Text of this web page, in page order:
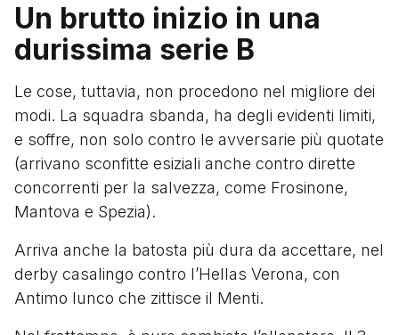
Un brutto inizio in una
durissima serie B
Le cose, tuttavia, non procedono nel migliore dei
modi. La squadra sbanda, ha degli evidenti limiti,
e soffre, non solo contro le avversarie più quotate
(arrivano sconfitte esiziali anche contro dirette
concorrenti per la salvezza, come Frosinone,
Mantova e Spezia).
Arriva anche la batosta più dura da accettare, nel
derby casalingo contro l’Hellas Verona, con
Antimo Iunco che zittisce il Menti.